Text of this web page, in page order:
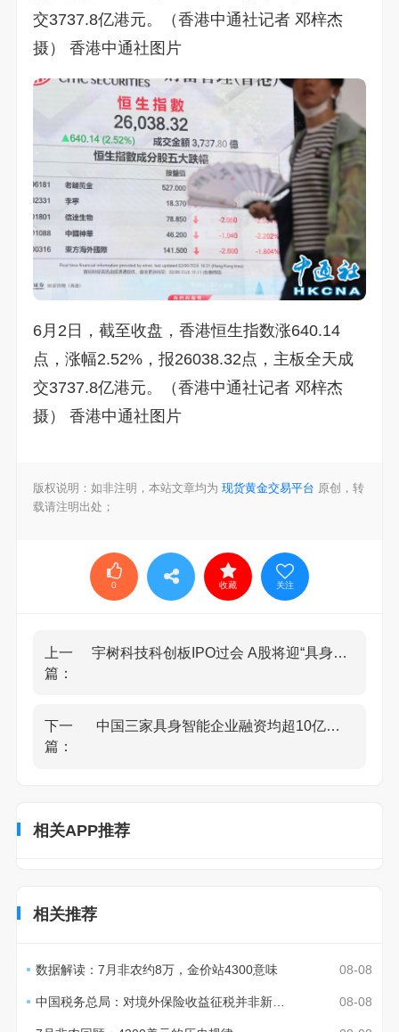
交3737.8亿港元。（香港中通社记者 邓梓杰
摄） 香港中通社图片
6月2日，截至收盘，香港恒生指数涨640.14
点，涨幅2.52%，报26038.32点，主板全天成
交3737.8亿港元。（香港中通社记者 邓梓杰
摄） 香港中通社图片
版权说明：如非注明，本站文章均为 现货黄金交易平台 原创，转
载请注明出处；
0 收藏 关注
上一
篇：
宇树科技科创板IPO过会 A股将迎“具身智能第一股”
下一
篇：
中国三家具身智能企业融资均超10亿元人民币
相关APP推荐
相关推荐
08-08
数据解读：7月非农约8万，金价站4300意味
08-08
中国税务总局：对境外保险收益征税并非新政策